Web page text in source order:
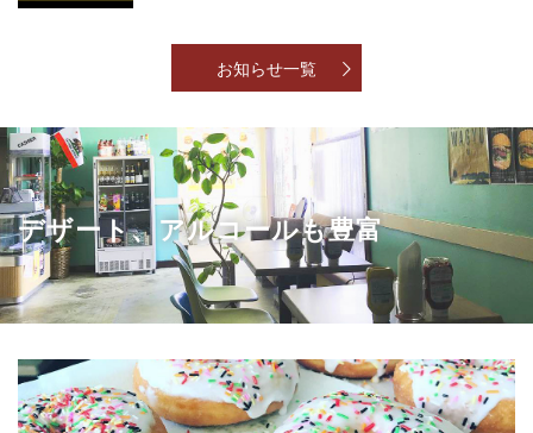
お知らせ一覧
デザート、アルコールも豊富
デザート